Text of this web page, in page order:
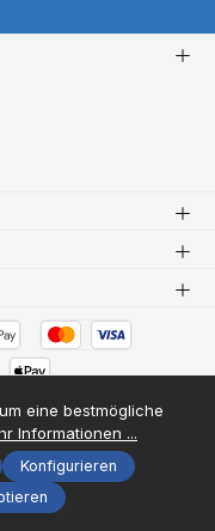
zzgl.Versandkosten
anders angegeben.
eine bestmögliche
Informationen ...
Konfigurieren